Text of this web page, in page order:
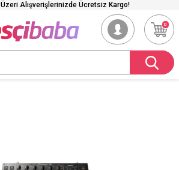
Alışverişlerinizde Ücretsiz Kargo!
0